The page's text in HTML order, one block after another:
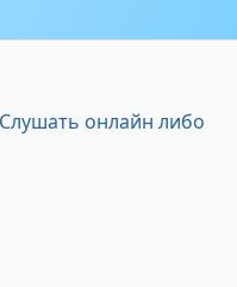
онлайн либо